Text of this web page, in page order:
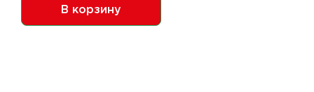
В корзину